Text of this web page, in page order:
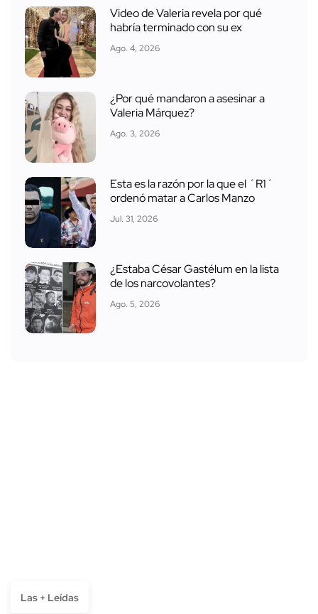
Video de Valeria revela por qué
habría terminado con su ex
Ago. 4, 2026
¿Por qué mandaron a asesinar a
Valeria Márquez?
Ago. 3, 2026
Esta es la razón por la que el ´R1´
ordenó matar a Carlos Manzo
Jul. 31, 2026
¿Estaba César Gastélum en la lista
de los narcovolantes?
Ago. 5, 2026
Las + Leídas